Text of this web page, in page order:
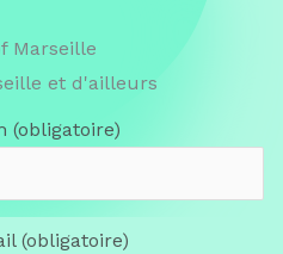
Marseille
et d'ailleurs
(obligatoire)
(obligatoire)